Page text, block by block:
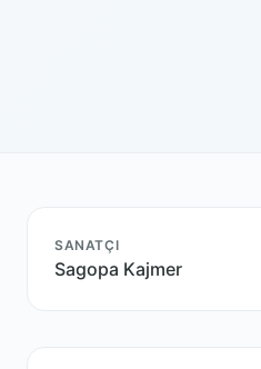
SANATÇI
Sagopa Kajmer